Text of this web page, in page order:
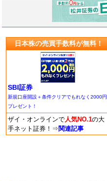
日本株の売買手数料が無料！
SBI証券
新規口座開設＋条件クリアでもれなく2000円
プレゼント！
ザイ・オンラインで 人気NO.1の大
手ネット証券！ ⇒関連記事